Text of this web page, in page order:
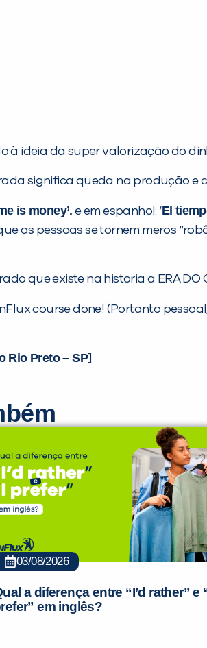
à ideia da super valorização do
significa queda na produção e
is money’. e em espanhol: ‘El
as pessoas se tornem meros
que existe na historia a ERA DO
course done! (Portanto
Rio Preto – SP]
03/08/2026
a diferença entre “I’d rather” e
em inglês?